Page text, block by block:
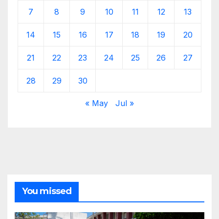
7 8 9 10 11 12 13
14 15 16 17 18 19 20
21 22 23 24 25 26 27
28 29 30
« May Jul »
You missed